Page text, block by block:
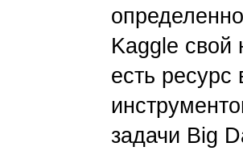
Kaggle свой
есть
задачи Big